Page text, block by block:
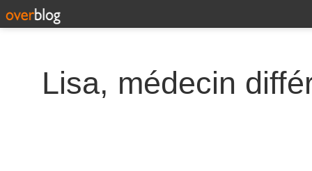
Lisa, médecin